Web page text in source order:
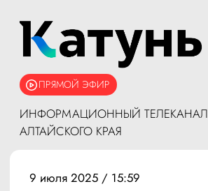
ПРЯМОЙ ЭФИР
ИНФОРМАЦИОННЫЙ ТЕЛЕКАНАЛ
АЛТАЙСКОГО КРАЯ
9 июля 2025 / 15:59